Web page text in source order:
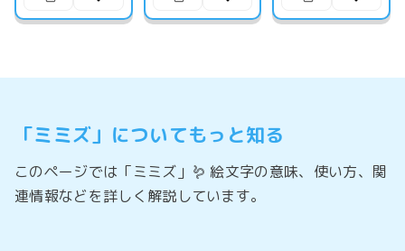
「ミミズ」についてもっと知る
このページでは「ミミズ」🪱 絵文字の意味、使い方、関
連情報などを詳しく解説しています。